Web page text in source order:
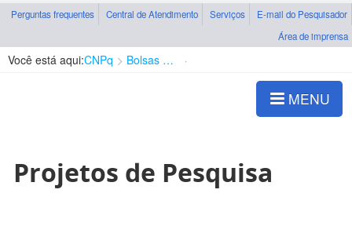
Perguntas frequentes Central de Atendimento Serviços
E-mail do Pesquisador
Área de imprensa
Você está aqui:CNPq Bolsas e Auxílios Vigentes
MENU
Projetos de Pesquisa